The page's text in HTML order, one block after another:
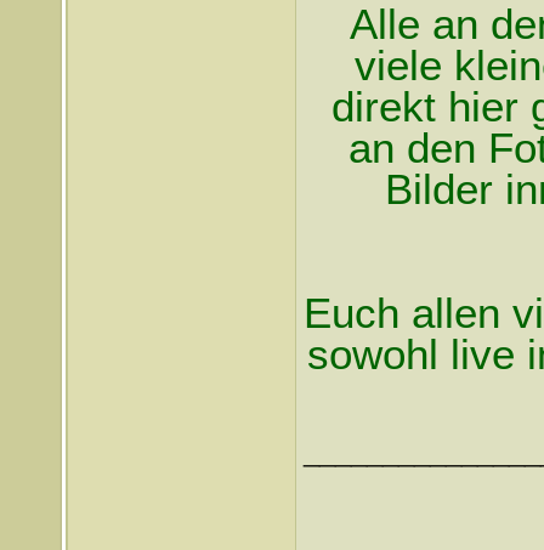
Alle an
viele
direkt hier
an den
Bilder
Euch allen
sowohl live